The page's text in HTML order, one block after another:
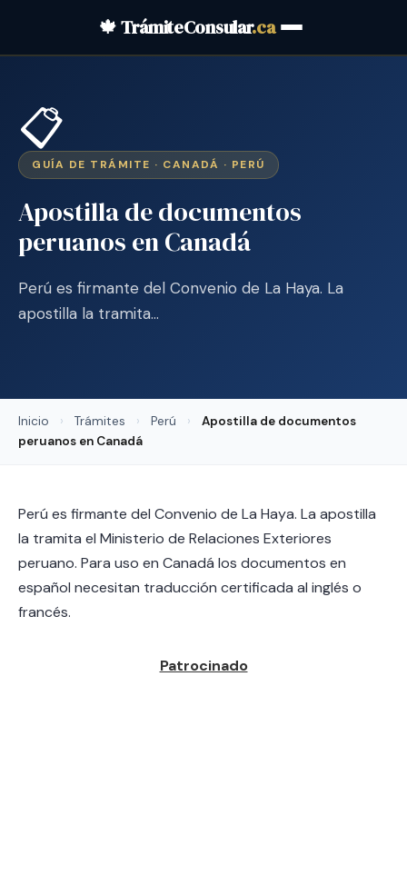
🍁 TrámiteConsular.ca
📋
GUÍA DE TRÁMITE · CANADÁ · PERÚ
Apostilla de documentos
peruanos en Canadá
Perú es firmante del Convenio de La Haya. La
apostilla la tramita…
Inicio › Trámites › Perú ›
Apostilla de documentos
peruanos en Canadá
Perú es firmante del Convenio de La Haya. La apostilla
la tramita el Ministerio de Relaciones Exteriores
peruano. Para uso en Canadá los documentos en
español necesitan traducción certificada al inglés o
francés.